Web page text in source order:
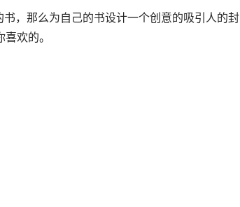
，那么为自己的书设计一个创意的吸引人的封
欢的。